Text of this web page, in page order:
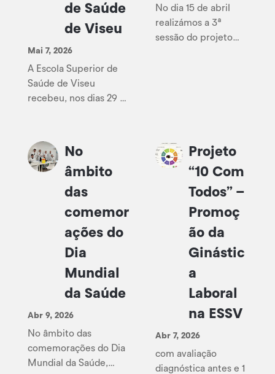
de Saúde
de Viseu
Mai 7, 2026
A Escola Superior de
Saúde de Viseu
recebeu, nos dias 29 e
Enfermagem de Saúde
Mental que deixou uma
marca muito positiva
em todos os que nele
tema “A Enfermagem
de Saúde Mental em
Contextos Específicos”,
No dia 15 de abril
realizámos a 3ª
sessão do projeto
No
âmbito
das
comemor
ações do
Dia
Mundial
da Saúde
Abr 9, 2026
No âmbito das
comemorações do Dia
Mundial da Saúde,
Projeto
“10 Com
Todos” –
Promoç
ão da
Ginástic
a
Laboral
na ESSV
Abr 7, 2026
com avaliação
diagnóstica antes e 1